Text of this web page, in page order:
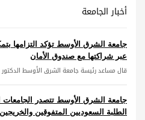
أخبار الجامعة
جامعة الشرق الأوسط تؤكد التزامها
عبر شراكتها مع صندوق الأمان
قال مساعد رئيسة جامعة الشرق الأوسط
جامعة الشرق الأوسط تتصدر الجامعات
الطلبة السعوديين المتفوقين